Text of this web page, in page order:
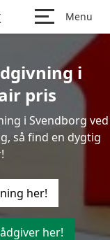
Menu
i
pris
i Svendborg ved
så find en dygtig
her!
her!